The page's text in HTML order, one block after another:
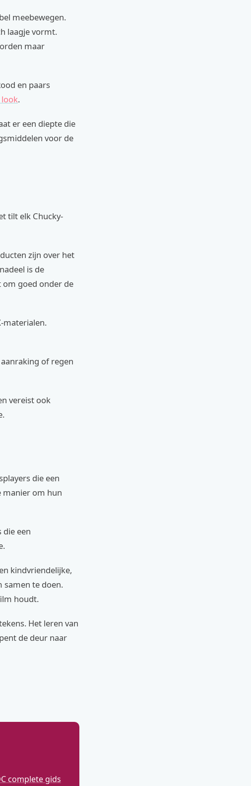
meebewegen.
laagje vormt.
maar
en paars
.
er een diepte die
voor de
tilt elk Chucky-
zijn over het
is de
om goed onder de
materialen.
of regen
vereist ook
die een
manier om hun
een
kindvriendelijke,
samen te doen.
houdt.
Het leren van
de deur naar
complete gids